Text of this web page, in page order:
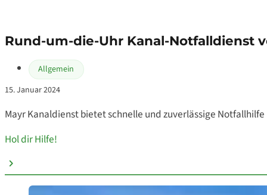
Rund-um-die-Uhr Kanal-Notfalldienst
Allgemein
15. Januar 2024
Mayr Kanaldienst bietet schnelle und zuverlässige
Hol dir Hilfe!